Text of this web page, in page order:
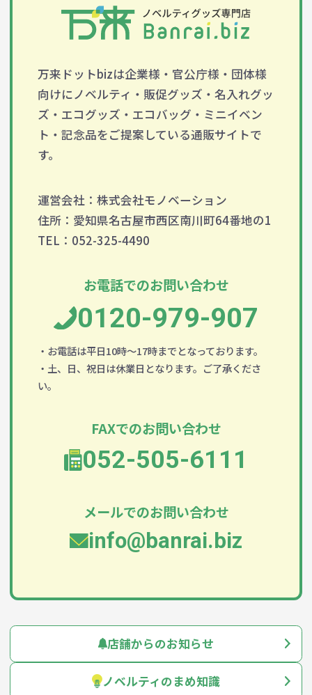
万来ドットbizは企業様・官公庁様・団体様
向けにノベルティ・販促グッズ・名入れグッ
ズ・エコグッズ・エコバッグ・ミニイベン
ト・記念品をご提案している通販サイトで
す。
運営会社：株式会社モノベーション
住所：愛知県名古屋市西区南川町64番地の1
TEL：052-325-4490
お電話でのお問い合わせ
0120-979-907
・お電話は平日10時～17時までとなっております。
・土、日、祝日は休業日となります。ご了承くださ
い。
FAXでのお問い合わせ
052-505-6111
メールでのお問い合わせ
info@banrai.biz
店舗からのお知らせ
ノベルティのまめ知識